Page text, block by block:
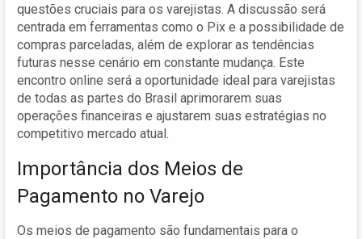
questões cruciais para os varejistas. A discussão será
centrada em ferramentas como o Pix e a possibilidade de
compras parceladas, além de explorar as tendências
futuras nesse cenário em constante mudança. Este
encontro online será a oportunidade ideal para varejistas
de todas as partes do Brasil aprimorarem suas
operações financeiras e ajustarem suas estratégias no
competitivo mercado atual.
Importância dos Meios de
Pagamento no Varejo
Os meios de pagamento são fundamentais para o